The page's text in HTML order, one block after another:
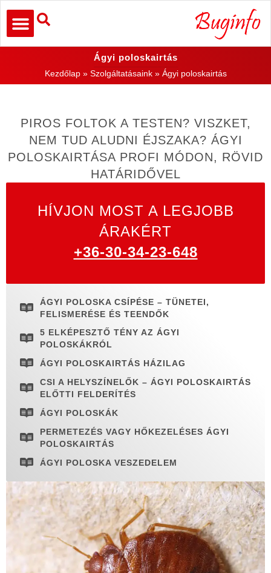
Ágyi poloskairtás
Kezdőlap» Szolgáltatásaink» Ágyi poloskairtás
PIROS FOLTOK A TESTEN? VISZKET,
NEM TUD ALUDNI ÉJSZAKA? ÁGYI
POLOSKAIRTÁSA PROFI MÓDON, RÖVID
HATÁRIDŐVEL
HÍVJON MOST A LEGJOBB
ÁRAKÉRT
+36-30-34-23-648
ÁGYI POLOSKA CSÍPÉSE – TÜNETEI,
FELISMERÉSE ÉS TEENDŐK
5 ELKÉPESZTŐ TÉNY AZ ÁGYI
POLOSKÁKRÓL
ÁGYI POLOSKAIRTÁS HÁZILAG
CSI A HELYSZÍNELŐK – ÁGYI POLOSKAIRTÁS
ELŐTTI FELDERÍTÉS
ÁGYI POLOSKÁK
PERMETEZÉS VAGY HŐKEZELÉSES ÁGYI
POLOSKAIRTÁS
ÁGYI POLOSKA VESZEDELEM